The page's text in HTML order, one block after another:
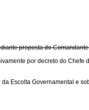
proposta do
por decreto do
Escolta Governamental e